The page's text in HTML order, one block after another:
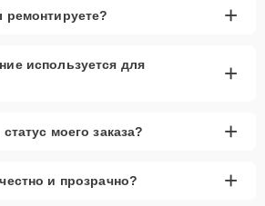
ремонтируете? +
используется для
+
моего заказа? +
и прозрачно? +